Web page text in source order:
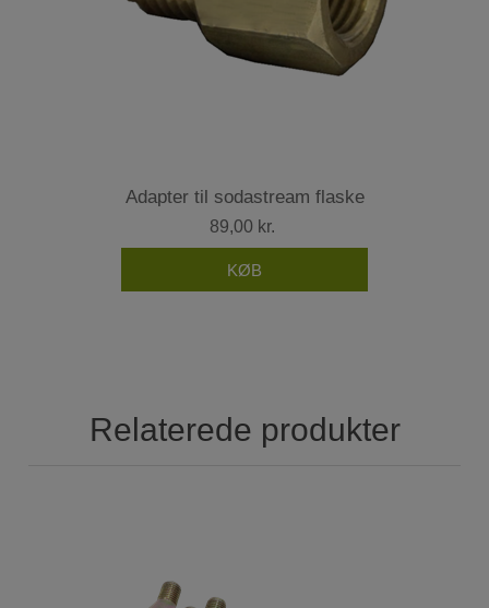
Adapter til sodastream flaske
89,00 kr.
Relaterede produkter